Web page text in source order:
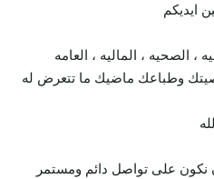
ايديكم
، الصحيه ، الماليه ، العامه
وطباعك ماضيك ما تتعرض له
نكون على تواصل دائم ومستمر